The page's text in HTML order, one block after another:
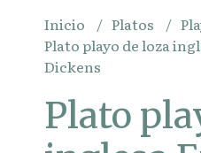
Inicio Platos
Plato playo de loza
Dickens
Plato